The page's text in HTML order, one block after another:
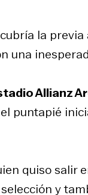
la
una
Allianz
el puntapié
quiso salir
y